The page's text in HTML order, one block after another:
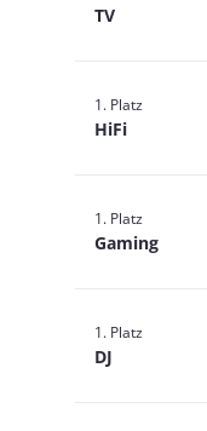
TV
1. Platz
HiFi
1. Platz
Gaming
1. Platz
DJ